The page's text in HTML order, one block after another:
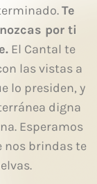
Te
por ti
El Cantal te
las vistas a
lo presiden, y
digna
Esperamos
nos brindas te